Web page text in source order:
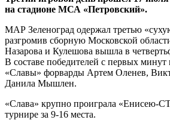
на стадионе МСА «Петровский».
МАР Зеленоград одержал третью
разгромив сборную Московской
Назарова и Кулешова вышла в
В составе победителей с первых
«Славы» форварды Артем Оленев,
Данила Мышлен.
«Слава» крупно проиграла «Енисею-
турнире за 9-16 места.